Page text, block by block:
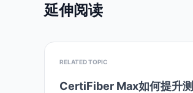
延伸阅读
RELATED TOPIC
CertiFiber Max如何提升